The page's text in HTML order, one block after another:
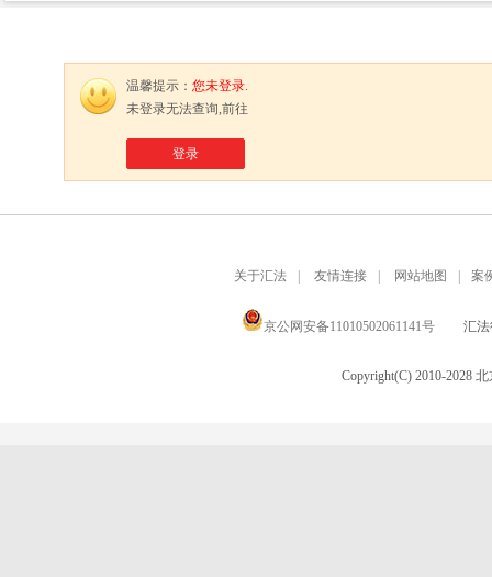
温馨提示： 您未登录.
未登录无法查询,前往
登录
关于汇法 友情连接 网站地图 案
京公网安备11010502061141号 汇法
Copyright(C) 2010-2028